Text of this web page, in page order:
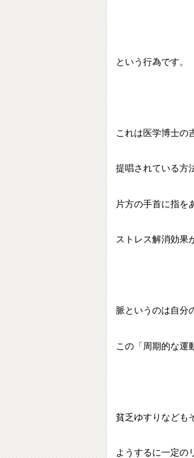
という行為です。
これは医学博士の
提唱されている方
片方の手首に指を
ストレス解消効果
脈というのは自分
この「周期的な運
貧乏ゆすりなども
ようするに一定の